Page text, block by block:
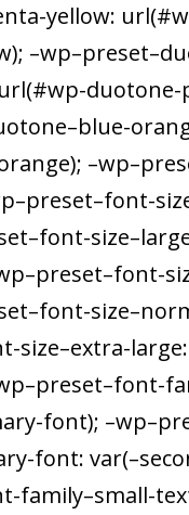
yellow:
duotone-
size–extra-
font);
font:
family–small-